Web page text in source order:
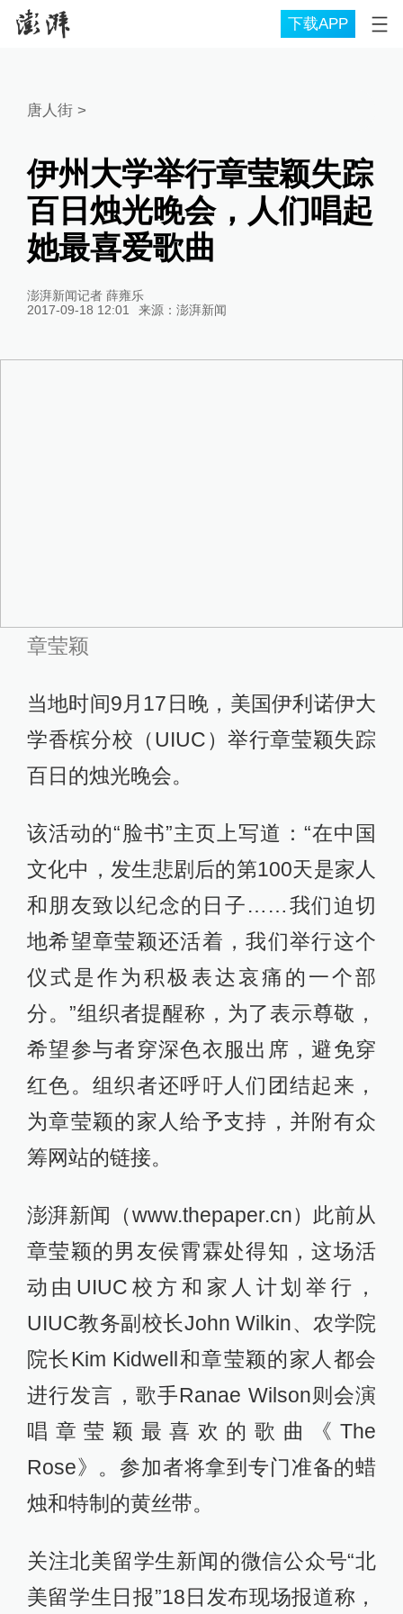
下载APP
唐人街>
伊州大学举行章莹颖失踪
百日烛光晚会，人们唱起
她最喜爱歌曲
澎湃新闻记者 薛雍乐
2017-09-18 12:01
来源： 澎湃新闻
章莹颖
当地时间9月17日晚，美国伊利诺伊大
学香槟分校（UIUC）举行章莹颖失踪
百日的烛光晚会。
该活动的“脸书”主页上写道：“在中国
文化中，发生悲剧后的第100天是家人
和朋友致以纪念的日子……我们迫切
地希望章莹颖还活着，我们举行这个
仪式是作为积极表达哀痛的一个部
分。”组织者提醒称，为了表示尊敬，
希望参与者穿深色衣服出席，避免穿
红色。组织者还呼吁人们团结起来，
为章莹颖的家人给予支持，并附有众
筹网站的链接。
澎湃新闻（www.thepaper.cn）此前从
章莹颖的男友侯霄霖处得知，这场活
动由UIUC校方和家人计划举行，
UIUC教务副校长John Wilkin、农学院
院长Kim Kidwell和章莹颖的家人都会
进行发言，歌手Ranae Wilson则会演
唱章莹颖最喜欢的歌曲《The
Rose》。参加者将拿到专门准备的蜡
烛和特制的黄丝带。
关注北美留学生新闻的微信公众号“北
美留学生日报”18日发布现场报道称，